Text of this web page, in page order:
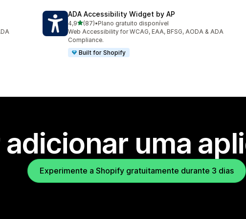
ADA Accessibility Widget by AP
4,9de 5 estrelas
(87)
87 total de avaliações
•Plano gratuito disponível
Web Accessibility for WCAG, EAA, BFSG, AODA & ADA
Compliance.
Built for Shopify
adicionar uma
Experimente a Shopify gratuitamente durante 3 dias